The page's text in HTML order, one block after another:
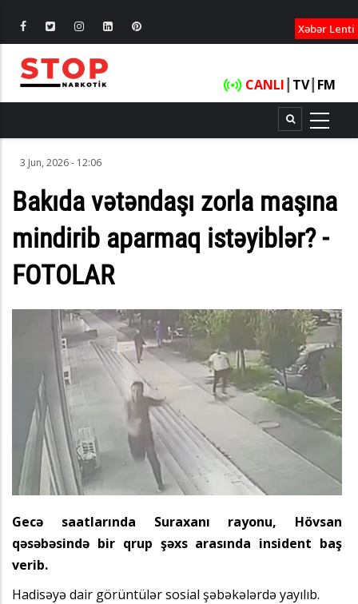
Xəbər Lenti
CANLI TV┃ FM
3 Jun, 2026 - 12:06
Bakıda vətəndaşı zorla maşına
mindirib aparmaq istəyiblər? -
FOTOLAR
Gecə saatlarında Suraxanı rayonu, Hövsan
qəsəbəsində bir qrup şəxs arasında insident baş
verib.
Hadisəyə dair görüntülər sosial şəbəkələrdə yayılıb.